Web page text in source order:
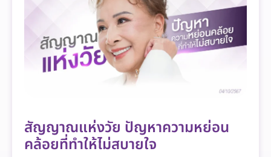
สัญญาณแห่งวัย ปัญหาความหย่อน
คล้อยที่ทำให้ไม่สบายใจ